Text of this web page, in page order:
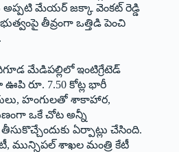
అప్పటి మేయర్‌ ‌జక్కా వెంకట్‌ ‌రెడ్డి
తీవ్రంగా ఒత్తిడి పెంచి
మేడిపల్లిలో ఇంటిగ్రేటెడ్‌
రూ. 7.50 కోట్ల భారీ
హంగులతో శాకాహార,
ఒకే చోట అన్నీ
ఏర్పాట్లు చేసింది.
మున్సిపల్‌ ‌శాఖల మంత్రి కేటీ